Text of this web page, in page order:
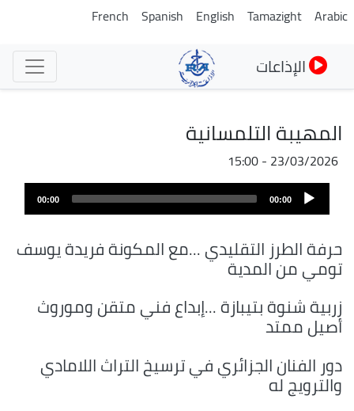
تجاوز
Arabic
Tamazight
English
Spanish
French
الإذاعات
المهيبة التلمسانية
23/03/2026 - 15:00
Audio
Player
00:00
00:00
حرفة الطرز التقليدي ...مع المكونة فريدة يوسف
تومي من المدية
زربية شنوة بتيبازة ...إبداع فني متقن وموروث
أصيل ممتد
دور الفنان الجزائري في ترسيخ التراث اللامادي
والترويج له